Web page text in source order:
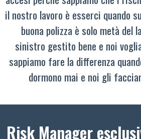
il nostro lavoro è esserci quando
buona polizza è solo metà del
sinistro gestito bene e noi
sappiamo fare la differenza
dormono mai e noi gli
Risk Manager